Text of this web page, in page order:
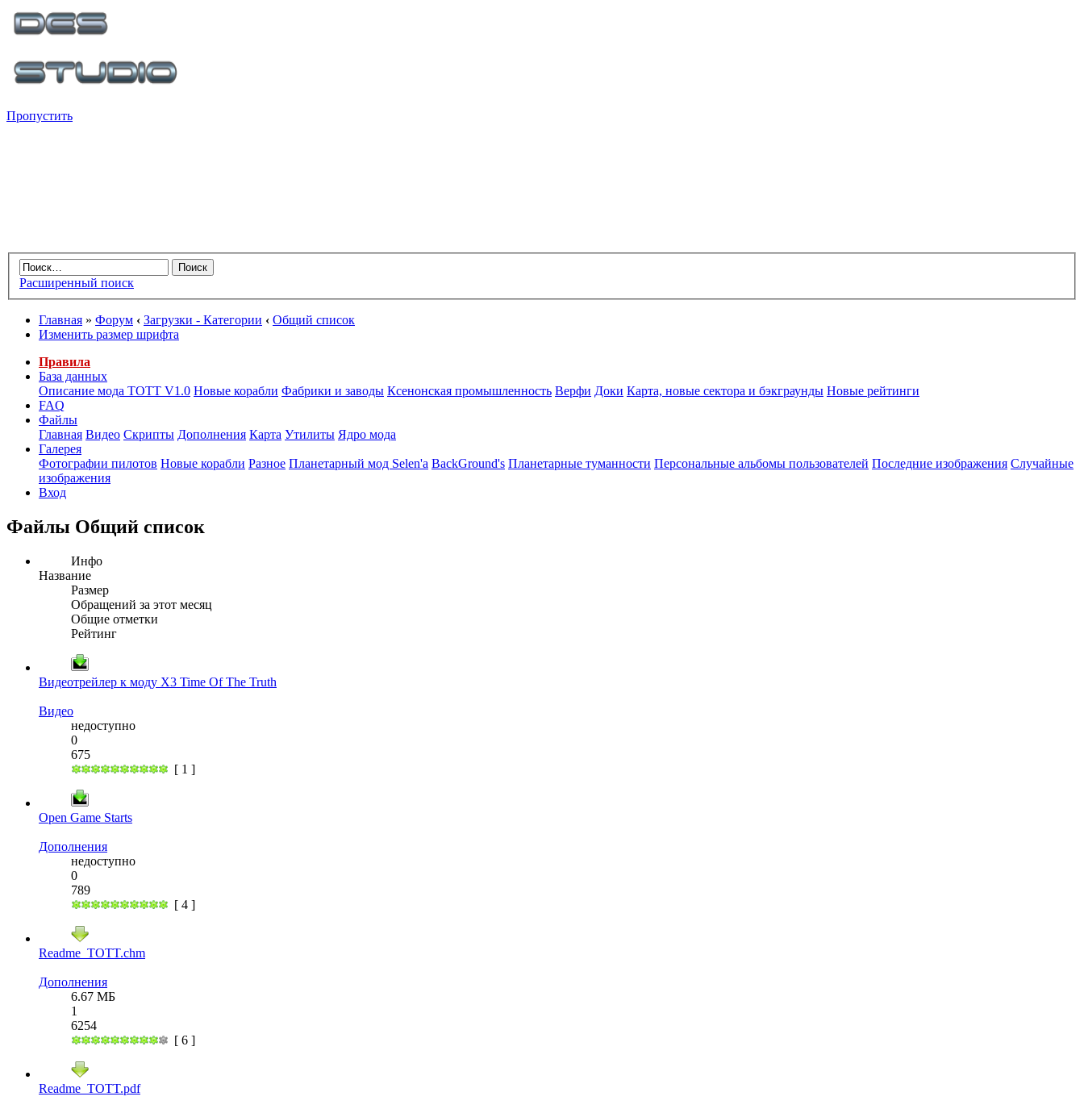
Пропустить
Расширенный поиск
Главная » Форум ‹ Загрузки - Категории ‹ Общий список
Изменить размер шрифта
Правила
База данных
Описание мода ТОТТ V1.0 Новые корабли Фабрики и заводы Ксенонская промышленность Верфи Доки Карта, новые сектора и бэкграунды Новые рейтинги
FAQ
Файлы
Главная Видео Скрипты Дополнения Карта Утилиты Ядро мода
Галерея
Фотографии пилотов Новые корабли Разное Планетарный мод Selen'a BackGround's Планетарные туманности Персональные альбомы пользователей Последние изображения Случайные
изображения
Вход
Файлы Общий список
Инфо
Название
Размер
Обращений за этот месяц
Общие отметки
Рейтинг
Видеотрейлер к моду X3 Time Of The Truth
Видео
недоступно
0
675
[ 1 ]
Open Game Starts
Дополнения
недоступно
0
789
[ 4 ]
Readme_TOTT.chm
Дополнения
6.67 МБ
1
6254
[ 6 ]
Readme_TOTT.pdf